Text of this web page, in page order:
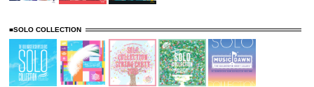
■SOLO COLLECTION